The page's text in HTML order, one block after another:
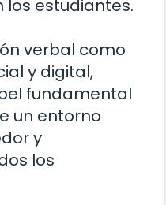
los estudiantes.
verbal como
y digital,
fundamental
un entorno
y
los